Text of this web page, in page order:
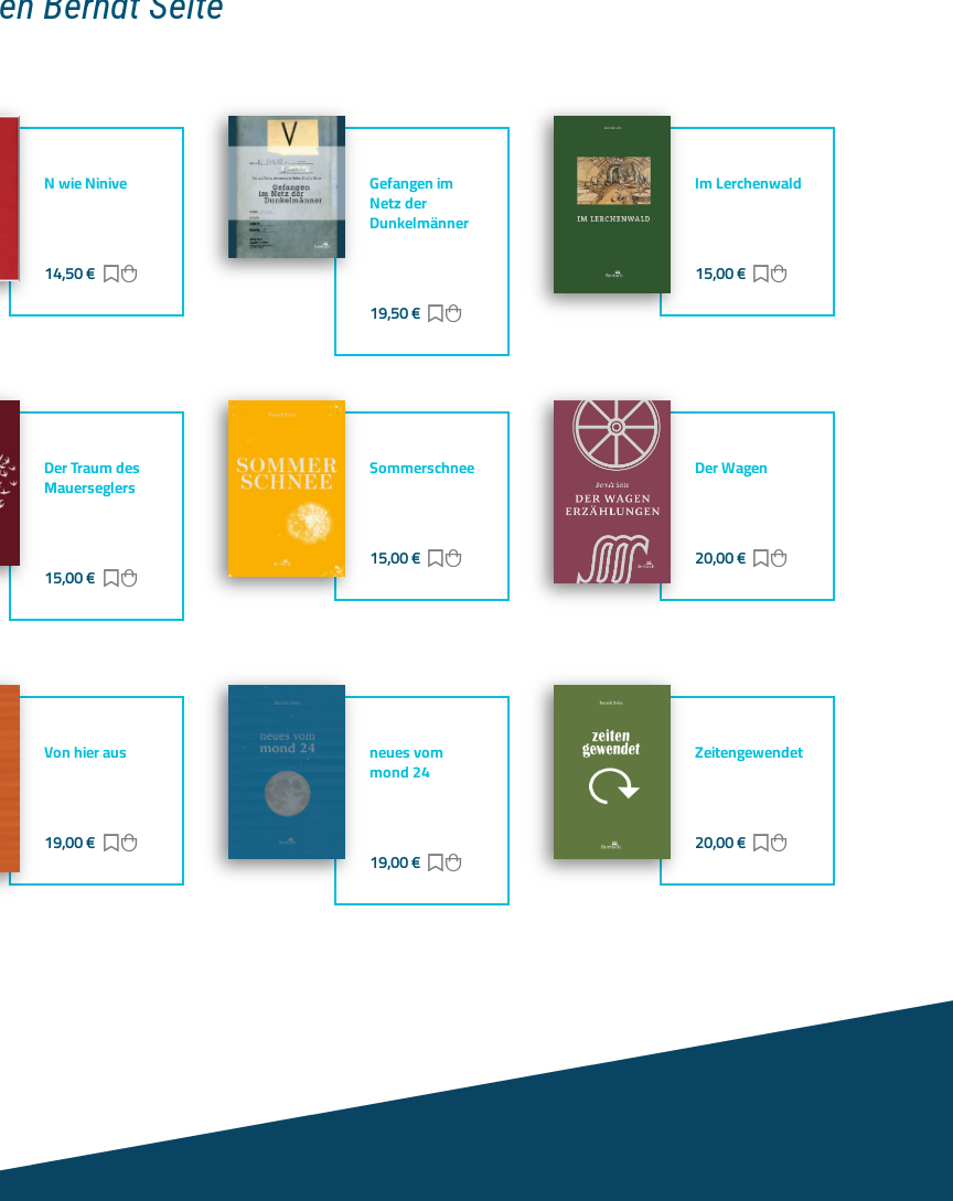
N wie Ninive
14,50€ Zur Merkliste hinzufügen
Zum Warenkorb hinzufügen
Gefangen im
Netz der
Dunkelmänner
19,50€ Zur Merkliste hinzufügen
Zum Warenkorb hinzufügen
Im Lerchenwald
15,00€ Zur Merkliste
Der Traum des
Mauerseglers
15,00€ Zur Merkliste hinzufügen
Zum Warenkorb hinzufügen
Sommerschnee
15,00€ Zur Merkliste hinzufügen
Zum Warenkorb hinzufügen
Der Wagen
20,00€ Zur Merkliste
Von hier aus
19,00€ Zur Merkliste hinzufügen
Zum Warenkorb hinzufügen
neues vom
mond 24
19,00€ Zur Merkliste hinzufügen
Zum Warenkorb hinzufügen
Zeitengewendet
20,00€ Zur Merkliste